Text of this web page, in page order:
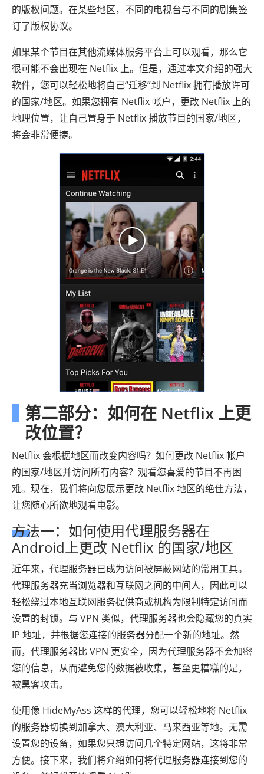
的版权问题。在某些地区，不同的电视台与不同的剧集签
订了版权协议。
如果某个节目在其他流媒体服务平台上可以观看，那么它
很可能不会出现在 Netflix 上。但是，通过本文介绍的强大
软件，您可以轻松地将自己“迁移”到 Netflix 拥有播放许可
的国家/地区。如果您拥有 Netflix 帐户，更改 Netflix 上的
地理位置，让自己置身于 Netflix 播放节目的国家/地区，
将会非常便捷。
第二部分：如何在 Netflix 上更
改位置？
Netflix 会根据地区而改变内容吗？如何更改 Netflix 帐户
的国家/地区并访问所有内容？观看您喜爱的节目不再困
难。现在，我们将向您展示更改 Netflix 地区的绝佳方法，
让您随心所欲地观看电影。
方法一：如何使用代理服务器在
Android上更改 Netflix 的国家/地区
近年来，代理服务器已成为访问被屏蔽网站的常用工具。
代理服务器充当浏览器和互联网之间的中间人，因此可以
轻松绕过本地互联网服务提供商或机构为限制特定访问而
设置的封锁。与 VPN 类似，代理服务器也会隐藏您的真实
IP 地址，并根据您连接的服务器分配一个新的地址。然
而，代理服务器比 VPN 更安全，因为代理服务器不会加密
您的信息，从而避免您的数据被收集，甚至更糟糕的是，
被黑客攻击。
使用像 HideMyAss 这样的代理，您可以轻松地将 Netflix
的服务器切换到加拿大、澳大利亚、马来西亚等地。无需
设置您的设备，如果您只想访问几个特定网站，这将非常
方便。接下来，我们将介绍如何将代理服务器连接到您的